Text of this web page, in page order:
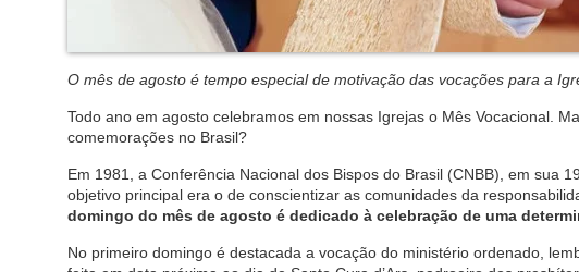
O mês de agosto é tempo especial de motivação das vocações para a
Todo ano em agosto celebramos em nossas Igrejas o Mês Vocacional.
comemorações no Brasil?
Em 1981, a Conferência Nacional dos Bispos do Brasil (CNBB), em sua
objetivo principal era o de conscientizar as comunidades da
domingo do mês de agosto é dedicado à celebração de uma
No primeiro domingo é destacada a vocação do ministério ordenado,